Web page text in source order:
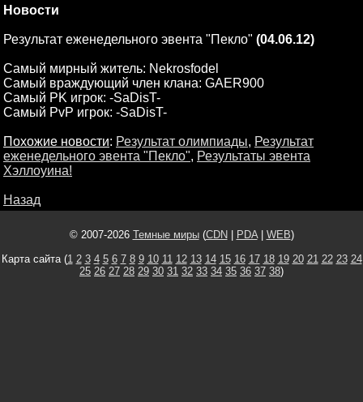
Новости
Результат еженедельного эвента "Пекло" (04.06.12)
Самый мирный житель: Nekrosfodel
Самый враждующий член клана: GAER900
Самый PK игрок: -SaDisT-
Самый PvP игрок: -SaDisT-
Похожие новости: Результат олимпиады, Результат
еженедельного эвента "Пекло", Результаты эвента
Хэллоуина!
Назад
© 2007-2026 Темные миры(CDN PDA| WEB)
Карта сайта (1 2 3 4 5 6 7 8 9 10 11 12 13 14 15 16 17 18 19 20 21 22 23 24
25 26 27 28 29 30 31 32 33 34 35 36 37 38)